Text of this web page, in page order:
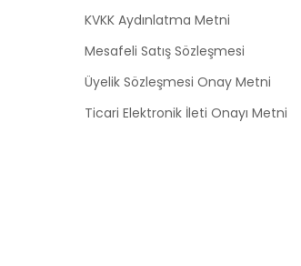
KVKK Aydınlatma Metni
Mesafeli Satış Sözleşmesi
Üyelik Sözleşmesi Onay Metni
Ticari Elektronik İleti Onayı Metni